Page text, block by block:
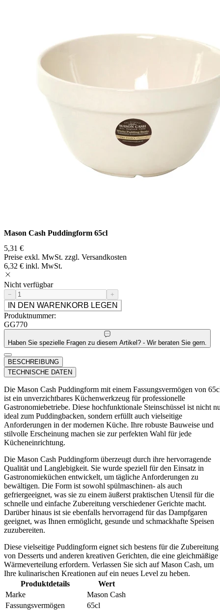
Mason Cash Puddingform 65cl
5,31 €
Preise exkl. MwSt. zzgl. Versandkosten
6,32 € inkl. MwSt.
Nicht verfügbar
− +
IN DEN WARENKORB LEGEN
Produktnummer:
GG770
Haben Sie spezielle Fragen zu diesem Artikel? - Wir beraten Sie gern.
BESCHREIBUNG
TECHNISCHE DATEN
Die Mason Cash Puddingform mit einem Fassungsvermögen von
ist ein unverzichtbares Küchenwerkzeug für professionelle
Gastronomiebetriebe. Diese hochfunktionale Steinschüssel ist nicht
ideal zum Puddingbacken, sondern erfüllt auch vielseitige
Anforderungen in der modernen Küche. Ihre robuste Bauweise und
stilvolle Erscheinung machen sie zur perfekten Wahl für jede
Kücheneinrichtung.
Die Mason Cash Puddingform überzeugt durch ihre hervorragende
Qualität und Langlebigkeit. Sie wurde speziell für den Einsatz in
Gastronomieküchen entwickelt, um tägliche Anforderungen zu
bewältigen. Die Form ist sowohl spülmaschinen- als auch
gefriergeeignet, was sie zu einem äußerst praktischen Utensil für die
schnelle und einfache Zubereitung verschiedener Gerichte macht.
Darüber hinaus ist sie ebenfalls hervorragend für das Dampfgaren
geeignet, was Ihnen ermöglicht, gesunde und schmackhafte Speisen
zuzubereiten.
Diese vielseitige Puddingform eignet sich bestens für die Zubereitung
von Desserts und anderen kreativen Gerichten, die eine gleichmäßige
Wärmeverteilung erfordern. Verlassen Sie sich auf Mason Cash, um
Ihre kulinarischen Kreationen auf ein neues Level zu heben.
Produktdetails
Wert
Marke
Mason Cash
Fassungsvermögen
65cl